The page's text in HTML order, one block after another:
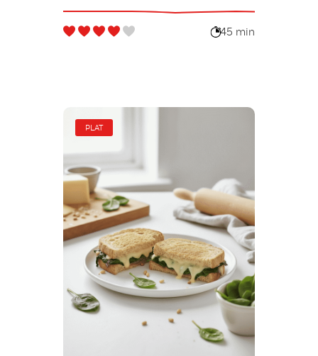
45 min
PLAT